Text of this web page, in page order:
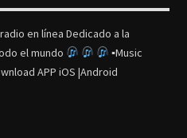
en línea Dedicado a la
el mundo
▪Music
APP iOS |Android